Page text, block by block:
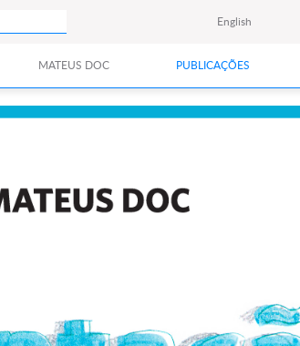
English
MATEUS DOC PUBLICAÇÕES